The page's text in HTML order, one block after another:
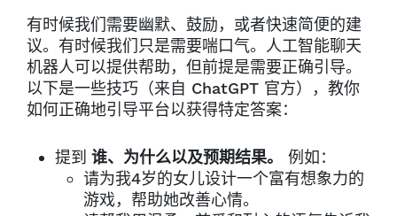
有时候我们需要幽默、鼓励，或者快速简便的建
议。有时候我们只是需要喘口气。人工智能聊天
机器人可以提供帮助，但前提是需要正确引导。
以下是一些技巧（来自 ChatGPT 官方），教你
如何正确地引导平台以获得特定答案：
提到 谁、为什么以及预期结果。
例如：
请为我4岁的女儿设计一个富有想象力的
游戏，帮助她改善心情。